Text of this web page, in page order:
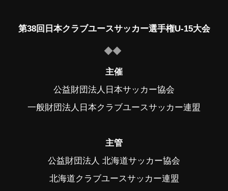
第38回日本クラブユースサッカー選手権U-15大会
主催
公益財団法人日本サッカー協会
一般財団法人日本クラブユースサッカー連盟
主管
公益財団法人 北海道サッカー協会
北海道クラブユースサッカー連盟